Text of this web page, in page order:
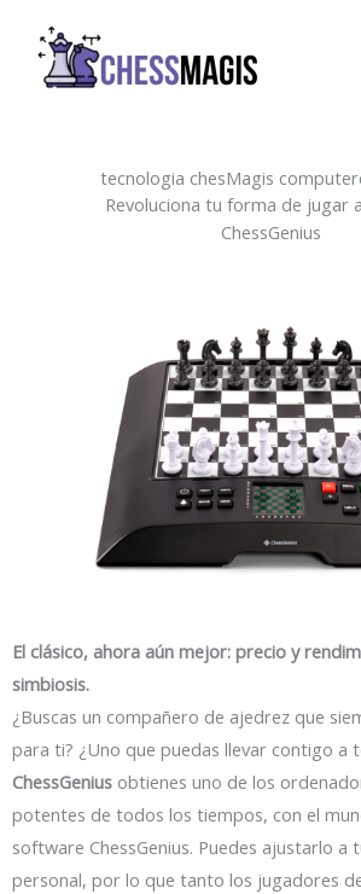
contenido
tecnologia chesMagis
Revoluciona tu forma de jugar
ChessGenius
El clásico, ahora aún mejor: precio y
simbiosis.
¿Buscas un compañero de ajedrez que
para ti? ¿Uno que puedas llevar contigo a
ChessGenius obtienes uno de los
potentes de todos los tiempos, con el
software ChessGenius. Puedes ajustarlo a
personal, por lo que tanto los jugadores